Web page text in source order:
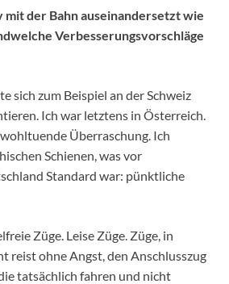
mit der Bahn auseinandersetzt wie
Verbesserungsvorschläge
sich zum Beispiel an der Schweiz
Ich war letztens in Österreich.
Überraschung. Ich
Schienen, was vor
Standard war: pünktliche
Züge. Leise Züge. Züge, in
reist ohne Angst, den Anschlusszug
tatsächlich fahren und nicht